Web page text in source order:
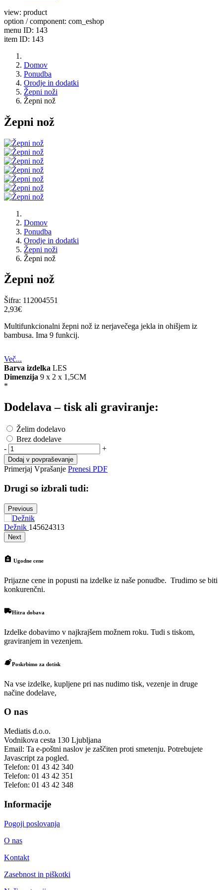
view: product
option / component: com_eshop
menu ID: 143
item ID: 143
Domov
Ponudba
Orodje in dodatki
Žepni noži
Žepni nož
Žepni nož
Domov
Ponudba
Orodje in dodatki
Žepni noži
Žepni nož
Žepni nož
Šifra: 112004551
2,93‎€
Multifunkcionalni žepni nož iz nerjavečega jekla in ohišjem iz
bambusa. Ima 9 funkcij.
Več...
Barva izdelka LES
Dimenzija 9 x 2 x 1,5CM
*
Dodelava – tisk ali graviranje:
Želim dodelavo
Brez dodelave
-
+
Dodaj v povpraševanje
Primerjaj Vprašanje Prenesi PDF
Drugi so izbrali tudi:
Previous
Dežnik 145624313
Next
Ugodne cene
Prijazne cene in popusti na izdelke iz naše ponudbe. Trudimo se biti
konkurenčni.
Hitra dobava
Izdelke dobavimo v najkrajšem možnem roku. Tudi s tiskom,
graviranjem in vezenjem.
Poskrbimo za dotisk
Na vse izdelke, kupljene pri nas nudimo tisk, vezenje in druge
načine dodelave,
O nas
Mediatis d.o.o.
Vodnikova cesta 130 Ljubljana
Email: Ta e-poštni naslov je zaščiten proti smetenju. Potrebujete
Javascript za pogled.
Telefon: 01 43 42 340
Telefon: 01 43 42 351
Telefon: 01 43 42 348
Informacije
Pogoji poslovanja
O nas
Kontakt
Zasebnost in piškotki